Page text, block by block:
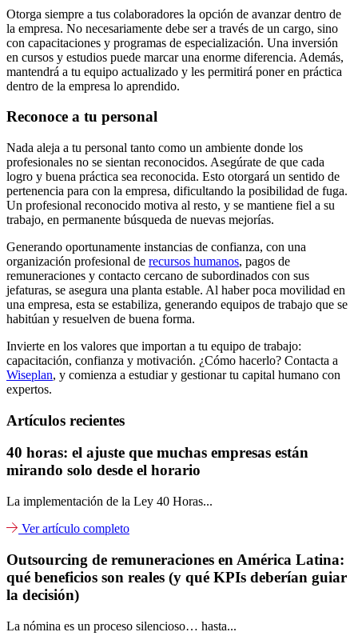
Otorga siempre a tus colaboradores la opción de avanzar dentro de
la empresa. No necesariamente debe ser a través de un cargo, sino
con capacitaciones y programas de especialización. Una inversión
en cursos y estudios puede marcar una enorme diferencia. Además,
mantendrá a tu equipo actualizado y les permitirá poner en práctica
dentro de la empresa lo aprendido.
Reconoce a tu personal
Nada aleja a tu personal tanto como un ambiente donde los
profesionales no se sientan reconocidos. Asegúrate de que cada
logro y buena práctica sea reconocida. Esto otorgará un sentido de
pertenencia para con la empresa, dificultando la posibilidad de fuga.
Un profesional reconocido motiva al resto, y se mantiene fiel a su
trabajo, en permanente búsqueda de nuevas mejorías.
Generando oportunamente instancias de confianza, con una
organización profesional de recursos humanos, pagos de
remuneraciones y contacto cercano de subordinados con sus
jefaturas, se asegura una planta estable. Al haber poca movilidad en
una empresa, esta se estabiliza, generando equipos de trabajo que se
habitúan y resuelven de buena forma.
Invierte en los valores que importan a tu equipo de trabajo:
capacitación, confianza y motivación. ¿Cómo hacerlo? Contacta a
Wiseplan, y comienza a estudiar y gestionar tu capital humano con
expertos.
Artículos recientes
40 horas: el ajuste que muchas empresas están
mirando solo desde el horario
La implementación de la Ley 40 Horas...
Ver artículo completo
Outsourcing de remuneraciones en América Latina:
qué beneficios son reales (y qué KPIs deberían guiar
la decisión)
La nómina es un proceso silencioso… hasta...